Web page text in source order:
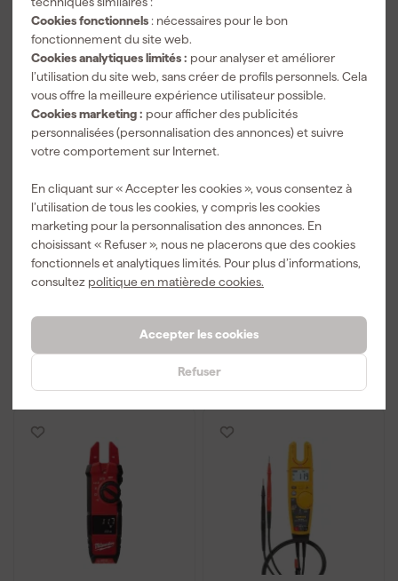
Cookies fonctionnels : nécessaires pour le bon
fonctionnement du site web.
Cookies analytiques limités : pour analyser et améliorer
l’utilisation du site web, sans créer de profils personnels. Cela
vous offre la meilleure expérience utilisateur possible.
Cookies marketing : pour afficher des publicités
personnalisées (personnalisation des annonces) et suivre
votre comportement sur Internet.
En cliquant sur « Accepter les cookies », vous consentez à
l’utilisation de tous les cookies, y compris les cookies
marketing pour la personnalisation des annonces. En
choisissant « Refuser », nous ne placerons que des cookies
fonctionnels et analytiques limités. Pour plus d’informations,
consultez politique en matièrede cookies.
Accepter les cookies
Refuser
Bosch GVT 1000-15
Testeur de tension avec
contact dans un étui -
CA/CC 1000 V - CAT III
1000 V / CAT IV 600 V
Livré demain
TTC
Wiha SB25515
Détecteur de tension et
testeur de continuité -
12 - 1 000 V AC - CAT IV
Livré demain
155,90